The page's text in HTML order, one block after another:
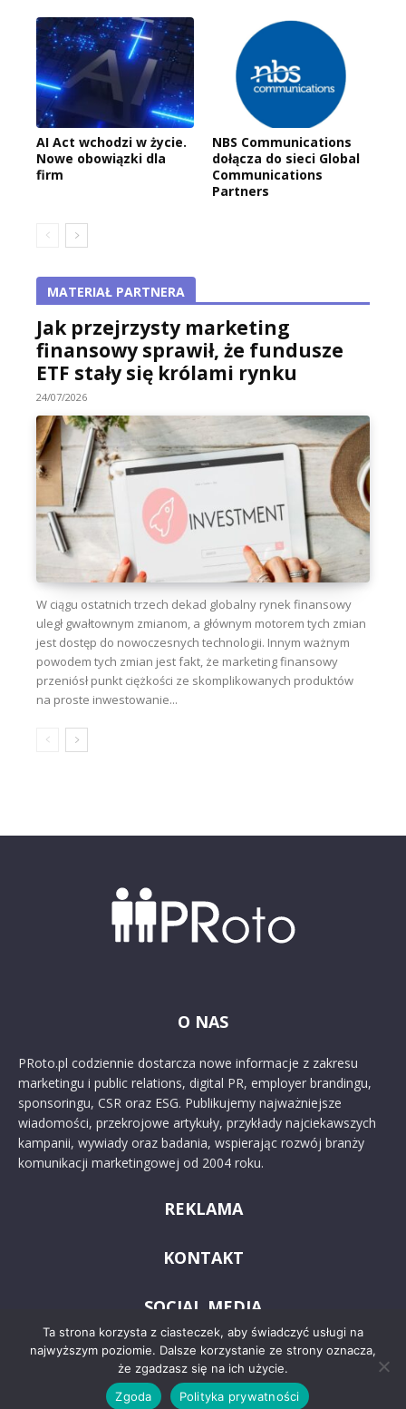
AI Act wchodzi w życie.
Nowe obowiązki dla
firm
NBS Communications
dołącza do sieci Global
Communications
Partners
MATERIAŁ PARTNERA
Jak przejrzysty marketing
finansowy sprawił, że fundusze
ETF stały się królami rynku
24/07/2026
W ciągu ostatnich trzech dekad globalny rynek finansowy
uległ gwałtownym zmianom, a głównym motorem tych zmian
jest dostęp do nowoczesnych technologii. Innym ważnym
powodem tych zmian jest fakt, że marketing finansowy
przeniósł punkt ciężkości ze skomplikowanych produktów
na proste inwestowanie...
O NAS
PRoto.pl codziennie dostarcza nowe informacje z zakresu
marketingu i public relations, digital PR, employer brandingu,
sponsoringu, CSR oraz ESG. Publikujemy najważniejsze
wiadomości, przekrojowe artykuły, przykłady najciekawszych
kampanii, wywiady oraz badania, wspierając rozwój branży
komunikacji marketingowej od 2004 roku.
REKLAMA
KONTAKT
SOCIAL MEDIA
Ta strona korzysta z ciasteczek, aby świadczyć usługi na
najwyższym poziomie. Dalsze korzystanie ze strony oznacza,
że zgadzasz się na ich użycie.
Zgoda
Polityka prywatności